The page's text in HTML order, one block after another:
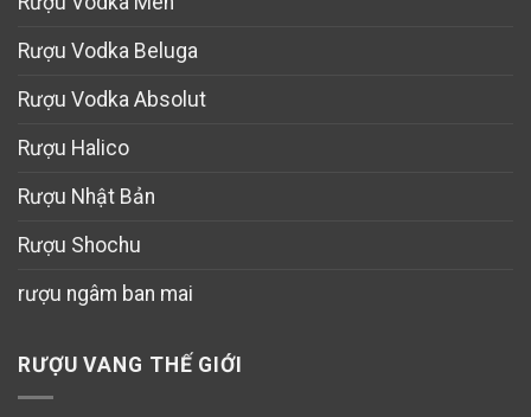
Rượu Vodka Beluga
Rượu Vodka Absolut
Rượu Halico
Rượu Nhật Bản
Rượu Shochu
rượu ngâm ban mai
RƯỢU VANG THẾ GIỚI